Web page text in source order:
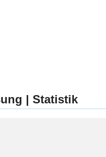
| Statistik